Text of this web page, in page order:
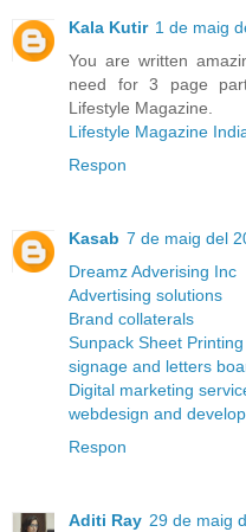
Kala Kutir 1 de maig
You are written
need for 3 page
Lifestyle Magazine.
Lifestyle Magazine
Respon
Kasab 7 de maig del
Dreamz Adverising Inc
Advertising solutions
Brand collaterals
Sunpack Sheet Printing
signage and letters
Digital marketing
webdesign and
Respon
Aditi Ray 29 de maig